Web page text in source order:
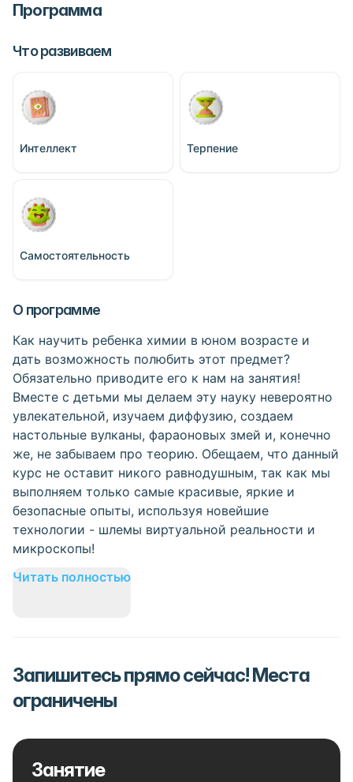
Программа
Что развиваем
Интеллект Терпение
Самостоятельность
О программе
Как научить ребенка химии в юном возрасте и
дать возможность полюбить этот предмет?
Обязательно приводите его к нам на занятия!
Вместе с детьми мы делаем эту науку невероятно
увлекательной, изучаем диффузию, создаем
настольные вулканы, фараоновых змей и, конечно
же, не забываем про теорию. Обещаем, что данный
курс не оставит никого равнодушным, так как мы
выполняем только самые красивые, яркие и
безопасные опыты, используя новейшие
технологии - шлемы виртуальной реальности и
микроскопы!
Читать полностью
Запишитесь прямо сейчас! Места
ограничены
Занятие